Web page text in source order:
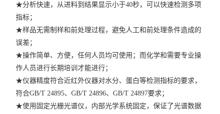
★分析快速，从进料到结果显示小于40秒，可以快速检测多项
指标；
★样品无需制样和前处理过程，避免人工和前处理条件造成的
误差；
★操作简单、方便，任何人员均可使用；而化学和需要专业操
作人员进行长期培训才能进行；
★仪器精度符合近红外仪器对水分、蛋白等检测指标的要求，
符合GB/T 24895、GB/T 24896、GB/T 24897要求；
★使用固定光栅光谱仪，内部光学系统固定，保证了光谱数据